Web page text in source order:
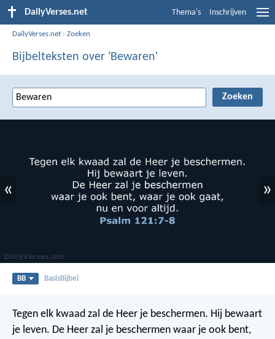
DailyVerses.net Thema's Inschrijven
DailyVerses.net ›Zoeken
Bijbelteksten over 'Bewaren'
« »
BB BasisBijbel
Tegen elk kwaad zal de Heer je beschermen. Hij bewaart
je leven. De Heer zal je beschermen waar je ook bent,